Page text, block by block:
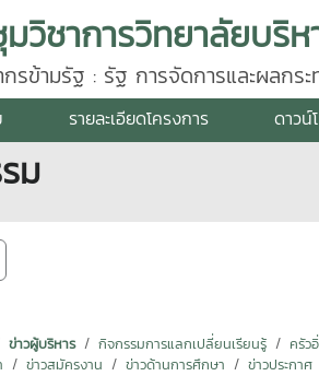
มวิชาการวิทยาลัยบริ
รข้ามรัฐ : รัฐ การจัดการและผลกระ
รายละเอียดโครงการ ดาวน์
ม
ข่าวผู้บริหาร กิจกรรมการแลกเปลี่ยนเรียนรู้ ครัว
ข่าวสมัครงาน ข่าวด้านการศึกษา ข่าวประกาศ